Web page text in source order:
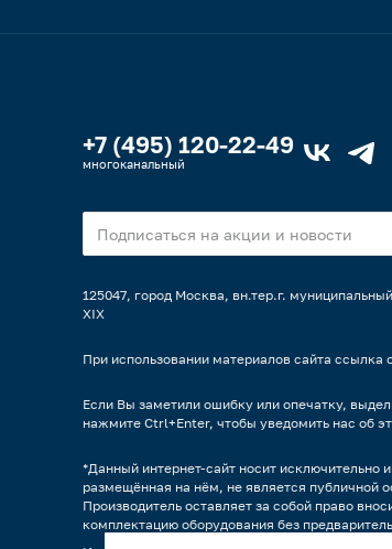
+7 (495) 120-22-49
многоканальный
125047, город Москва, вн.тер.г.
XIX
При использовании материалов сайта ссылка
Если Вы заметили ошибку или опечатку,
нажмите Ctrl+Enter, чтобы уведомить нас об
*Данный интернет-сайт носит
размещённая на нём, не является публичной
Производитель оставляет за собой право
комплектацию оборудования без